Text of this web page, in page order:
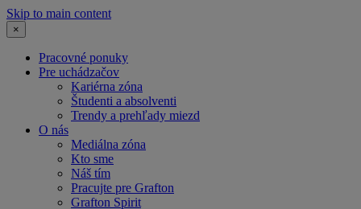
Skip to main content
×
Pracovné ponuky
Pre uchádzačov
Kariérna zóna
Študenti a absolventi
Trendy a prehľady miezd
O nás
Mediálna zóna
Kto sme
Náš tím
Pracujte pre Grafton
Grafton Spirit